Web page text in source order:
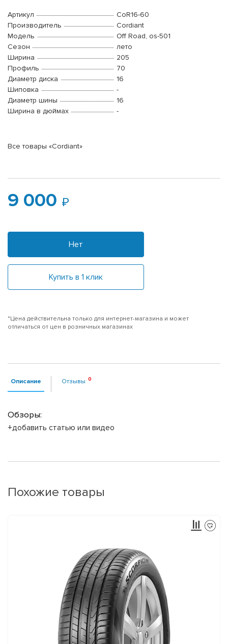
Артикул
CoR16-60
Производитель
Cordiant
Модель
Off Road, os-501
Сезон
лето
Ширина
205
Профиль
70
Диаметр диска
16
Шиповка
-
Диаметр шины
16
Ширина в дюймах
-
Все товары «Cordiant»
9 000
Нет
Купить в 1 клик
*Цена действительна только для интернет-магазина и может
отличаться от цен в розничных магазинах
Описание Отзывы
Обзоры:
+добавить статью или видео
Похожие товары